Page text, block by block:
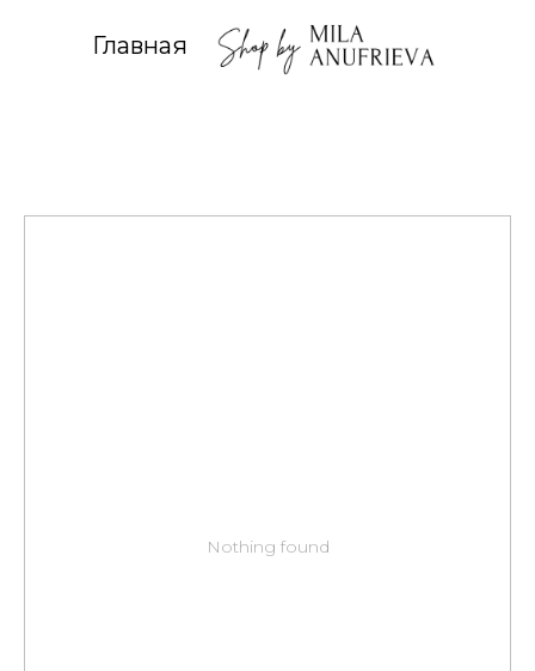
Главная
Nothing found